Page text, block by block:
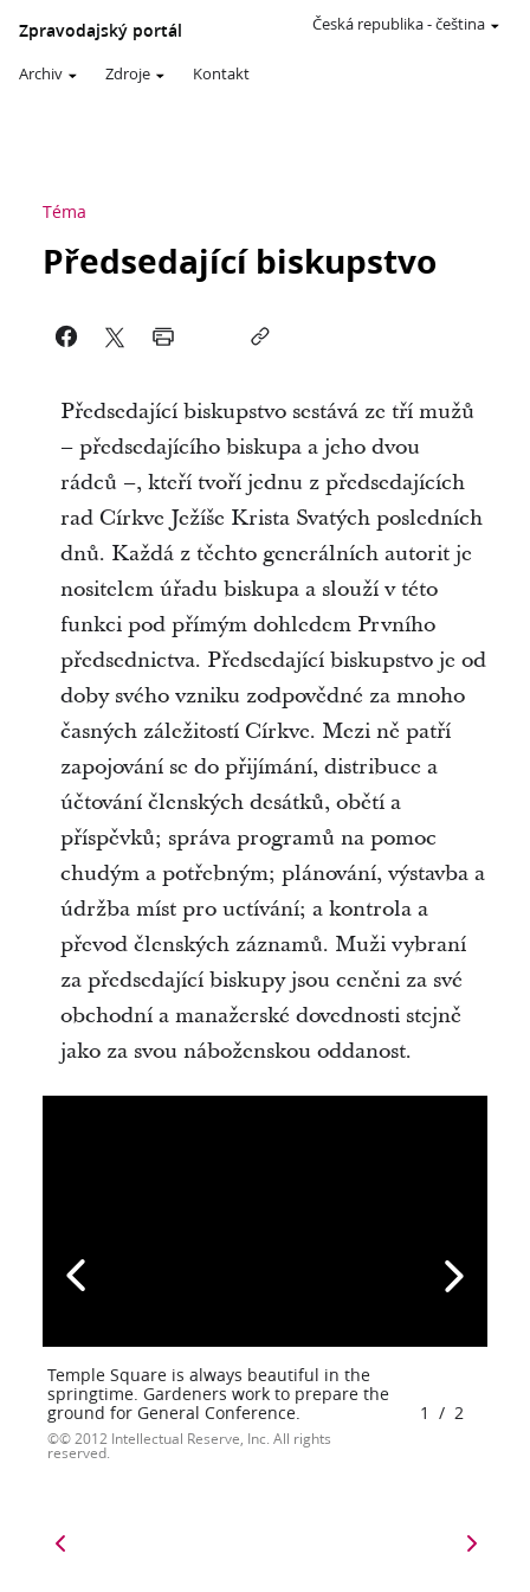
Zpravodajský portál
Archiv Zdroje Kontakt
Česká republika-čeština
Téma
Předsedající biskupstvo
Předsedající biskupstvo sestává ze tří mužů
– předsedajícího biskupa a jeho dvou
rádců –, kteří tvoří jednu z předsedajících
rad Církve Ježíše Krista Svatých posledních
dnů. Každá z těchto generálních autorit je
nositelem úřadu biskupa a slouží v této
funkci pod přímým dohledem Prvního
předsednictva. Předsedající biskupstvo je od
doby svého vzniku zodpovědné za mnoho
časných záležitostí Církve. Mezi ně patří
zapojování se do přijímání, distribuce a
účtování členských desátků, obětí a
příspěvků; správa programů na pomoc
chudým a potřebným; plánování, výstavba a
údržba míst pro uctívání; a kontrola a
převod členských záznamů. Muži vybraní
za předsedající biskupy jsou ceněni za své
obchodní a manažerské dovednosti stejně
jako za svou náboženskou oddanost.
Temple Square is always beautiful in the
springtime. Gardeners work to prepare the
ground for General Conference.
© 2012 Intellectual Reserve, Inc. All rights
reserved.
1 / 2